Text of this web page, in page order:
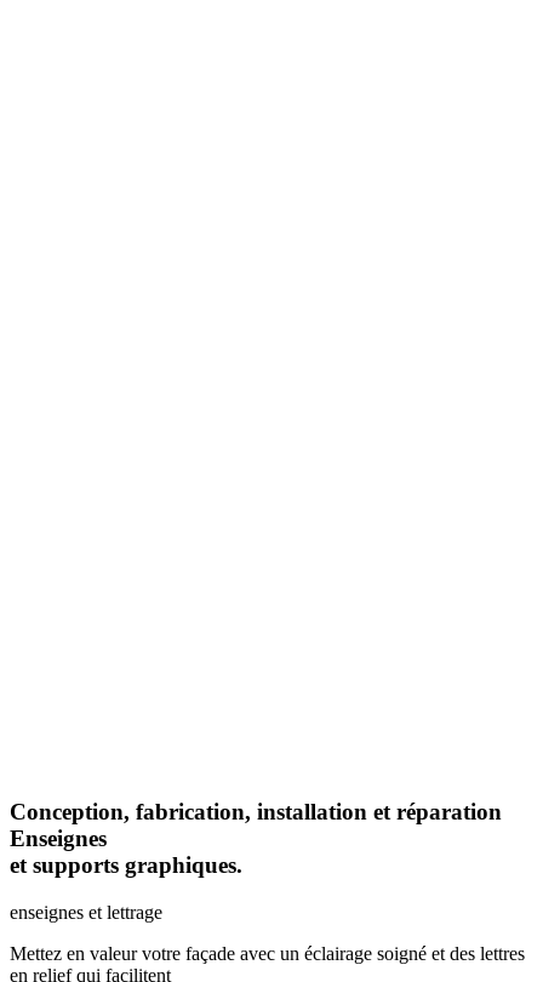
Conception, fabrication, installation et réparation
Enseignes
et supports graphiques.
enseignes et lettrage
Mettez en valeur votre façade avec un éclairage soigné et des lettres
en relief qui facilitent